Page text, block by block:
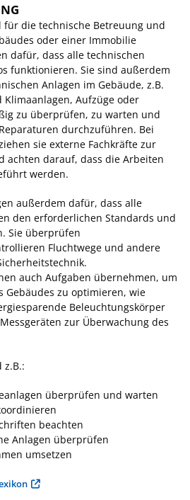
für die technische Betreuung und
oder einer Immobilie
dafür, dass alle technischen
funktionieren. Sie sind außerdem
Anlagen im Gebäude, z.B.
Aufzüge oder
zu überprüfen, zu warten und
durchzuführen. Bei
sie externe Fachkräfte zur
achten darauf, dass die Arbeiten
werden.
außerdem dafür, dass alle
den erforderlichen Standards und
Sie überprüfen
Fluchtwege und andere
auch Aufgaben übernehmen, um
Gebäudes zu optimieren, wie
Beleuchtungskörper
zur Überwachung des
z.B.:
überprüfen und warten
beachten
Anlagen überprüfen
umsetzen